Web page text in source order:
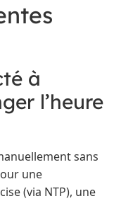
à
l’heure
sans
une
(via NTP), une